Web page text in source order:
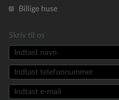
Billige huse
Skriv til os